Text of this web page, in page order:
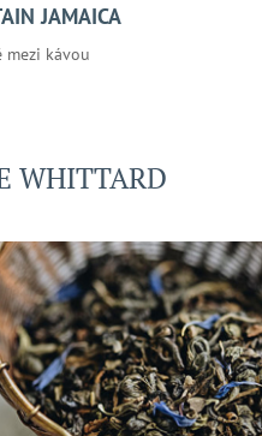
JAMAICA
mezi kávou
WHITTARD